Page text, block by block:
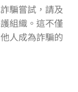
騙嘗試，請及
組織。這不僅
人成為詐騙的